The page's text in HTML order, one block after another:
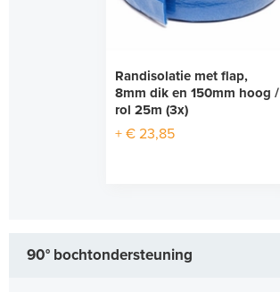
Randisolatie met flap,
8mm dik en 150mm hoog /
rol 25m (3x)
+ € 23,85
90° bochtondersteuning